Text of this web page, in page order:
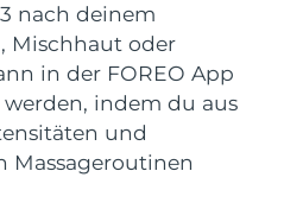
3 nach deinem
Mischhaut oder
in der FOREO App
indem du aus
und
Massageroutinen